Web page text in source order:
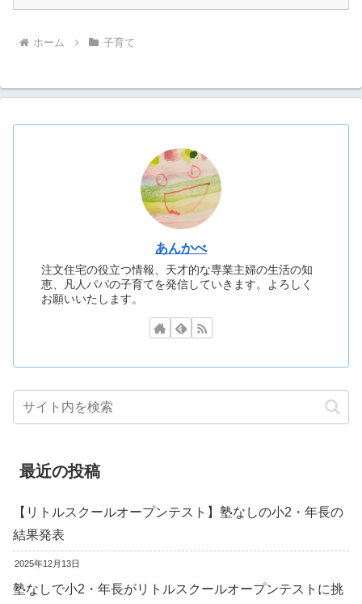
ホーム 子育て
あんかべ
注文住宅の役立つ情報、天才的な専業主婦の生活の知
恵、凡人パパの子育てを発信していきます。よろしく
お願いいたします。
最近の投稿
【リトルスクールオープンテスト】塾なしの小2・年長の
結果発表
2025年12月13日
塾なしで小2・年長がリトルスクールオープンテストに挑